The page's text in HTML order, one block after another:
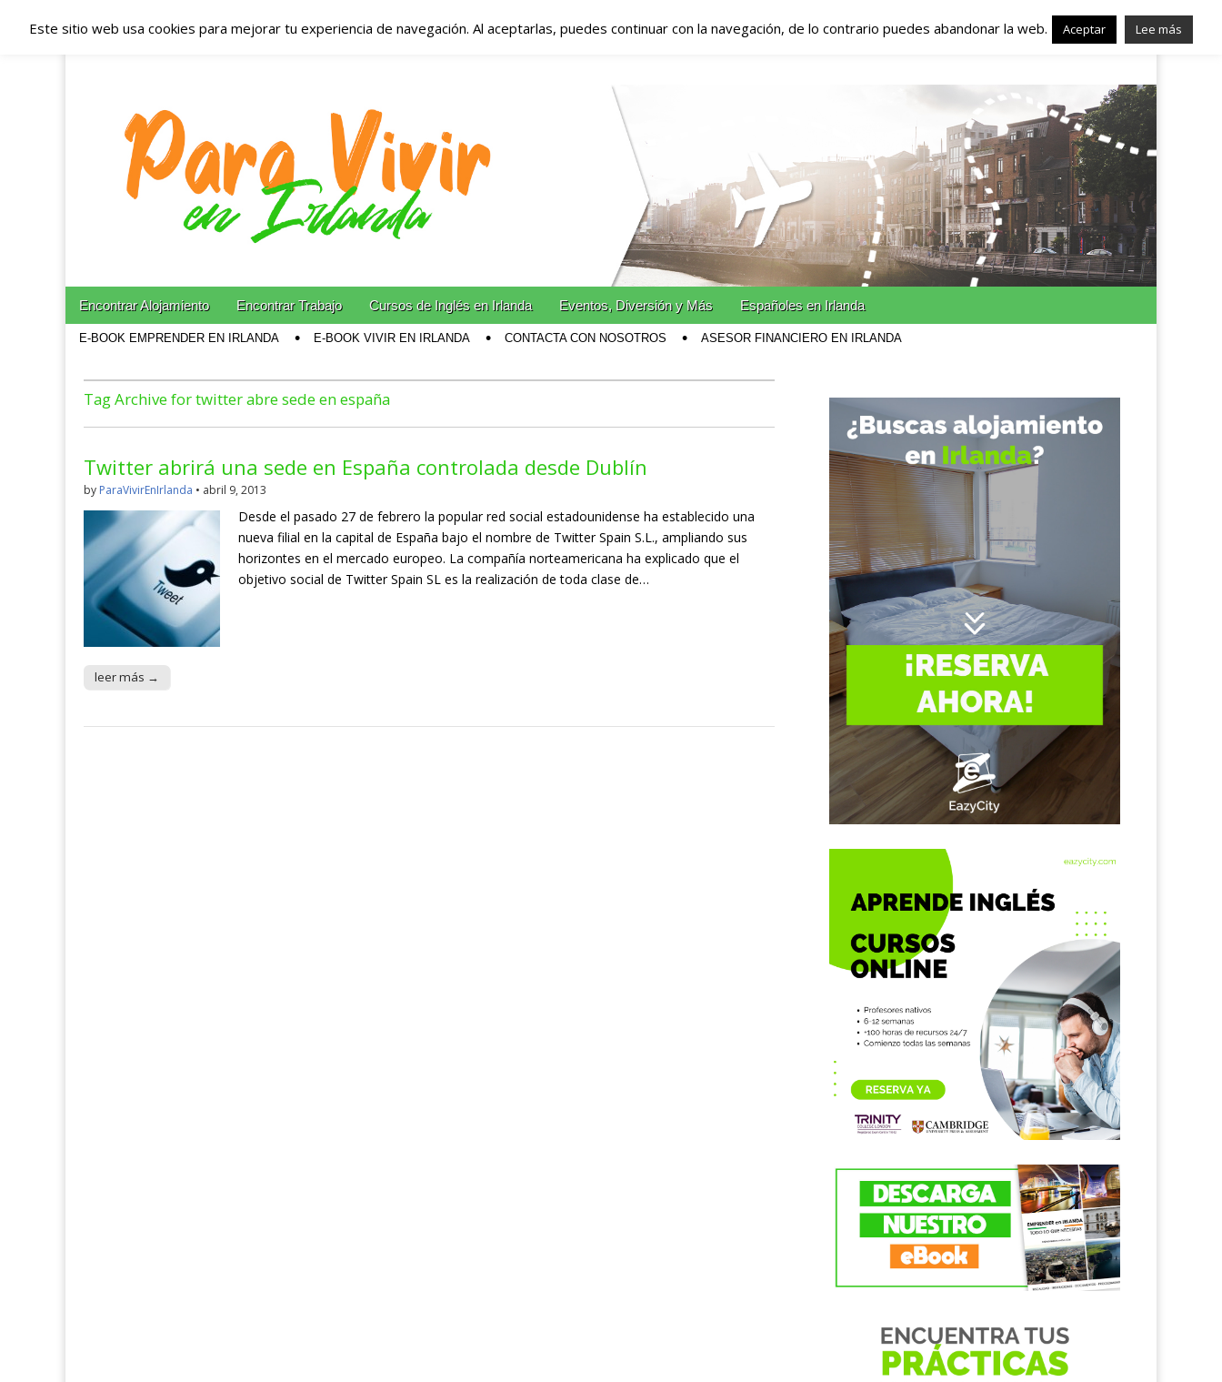
Españoles en Irlanda – Vivir en Irlanda – Trabajo en
Irlanda – Alojamiento en Irlanda
Blog dedicado a los que viven, estudian y trabajan en Irlanda!
Main menu
Skip to content
Encontrar Alojamiento Encontrar Trabajo Cursos de Inglés en Irlanda Eventos, Diversión y Más Españoles en Irlanda
E-BOOK EMPRENDER EN IRLANDA E-BOOK VIVIR EN IRLANDA CONTACTA CON NOSOTROS ASESOR FINANCIERO EN IRLANDA
Tag Archive for twitter abre sede en españa
Twitter abrirá una sede en España controlada desde Dublín
by ParaVivirEnIrlanda • abril 9, 2013
Desde el pasado 27 de febrero la popular red social estadounidense ha establecido una
nueva filial en la capital de España bajo el nombre de Twitter Spain S.L., ampliando sus
horizontes en el mercado europeo. La compañía norteamericana ha explicado que el
objetivo social de Twitter Spain SL es la realización de toda clase de…
leer más →
Este sitio web usa cookies para mejorar tu experiencia de navegación. Al aceptarlas, puedes continuar con la navegación, de lo contrario puedes abandonar la web. Aceptar Lee más